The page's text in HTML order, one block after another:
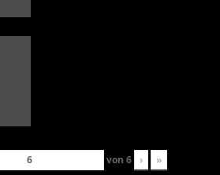
von 6 › »